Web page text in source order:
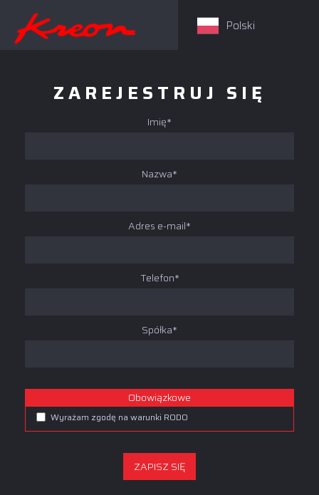
ZAREJESTRUJ SIĘ
Imię*
Nazwa*
Adres e-mail*
Telefon*
Spółka*
Obowiązkowe
Wyrażam zgodę na warunki RODO
Polski